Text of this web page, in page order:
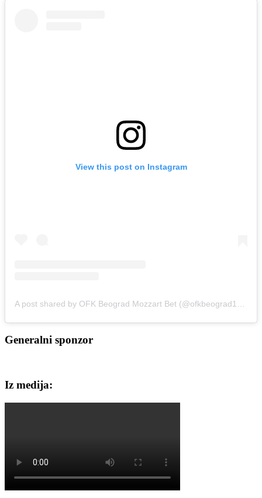
View this post on Instagram
Generalni sponzor
Iz medija: